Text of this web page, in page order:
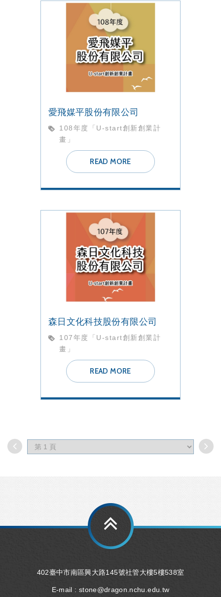
愛飛媒平股份有限公司
108年度「U-start創新創業計
畫」
READ MORE
森日文化科技股份有限公司
107年度「U-start創新創業計
畫」
READ MORE
402臺中市南區興大路145號社管大樓5樓538室
E-mail : stone@dragon.nchu.edu.tw